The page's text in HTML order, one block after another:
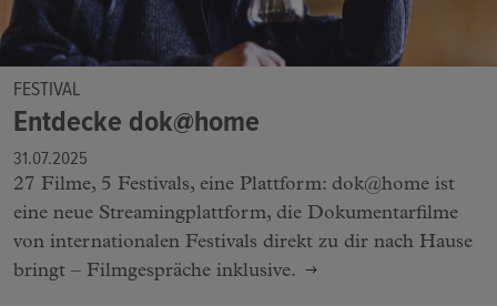
FESTIVAL
Entdecke dok@home
31.07.2025
27 Filme, 5 Festivals, eine Plattform: dok@home ist
eine neue Streamingplattform, die Dokumentarfilme
von internationalen Festivals direkt zu dir nach Hause
bringt – Filmgespräche inklusive.